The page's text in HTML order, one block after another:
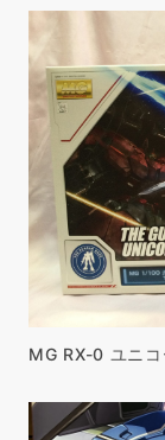
MG RX-0 ユニ